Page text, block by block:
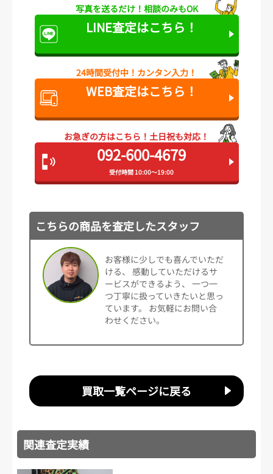
写真を送るだけ！ 相談のみもOK
LINE査定はこちら！
24時間受付中！ カンタン入力！
WEB査定はこちら！
お急ぎの方はこちら！ 土日祝も対応！
092-600-4679
受付時間 10:00～19:00
こちらの商品を査定したスタッフ
お客様に少しでも喜んでいただ
ける、 感動していただけるサ
ービスができるよう、 一つ一
つ丁寧に扱っていきたいと思っ
ています。 お気軽にお問い合
わせください。
買取一覧ページに戻る
関連査定実績